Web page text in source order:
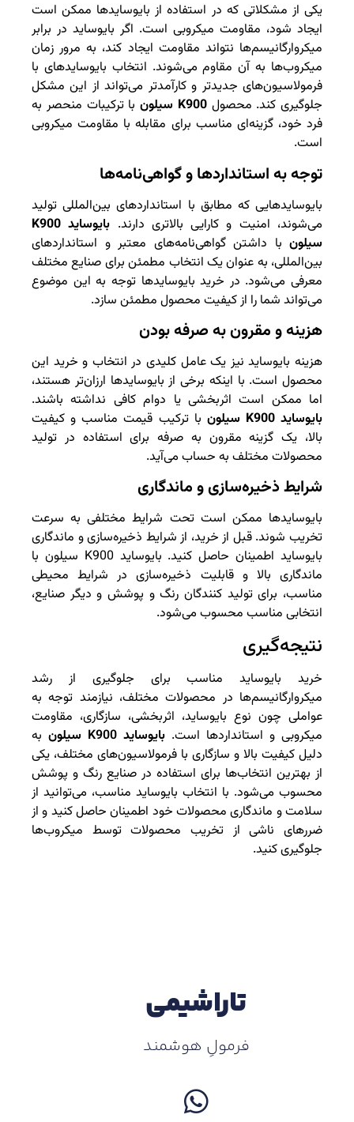
یکی از مشکلاتی که در استفاده از بایوسایدها ممکن است
ایجاد شود، مقاومت میکروبی است. اگر بایوساید در برابر
میکروارگانیسم‌ها نتواند مقاومت ایجاد کند، به مرور زمان
میکروب‌ها به آن مقاوم می‌شوند. انتخاب بایوسایدهای با
فرمولاسیون‌های جدیدتر و کارآمدتر می‌تواند از این مشکل
جلوگیری کند. محصولK900 سیلون
با ترکیبات منحصر به
فرد خود، گزینه‌ای مناسب برای مقابله با مقاومت میکروبی
است.
توجه به استانداردها و گواهی‌نامه‌ها
بایوسایدهایی که مطابق با استانداردهای بین‌المللی تولید
می‌شوند، امنیت و کارایی بالاتری دارند.
بایوساید K900
سیلون با داشتن گواهی‌نامه‌های معتبر و استانداردهای
بین‌المللی، به عنوان یک انتخاب مطمئن برای صنایع مختلف
معرفی می‌شود. در خرید بایوسایدها توجه به این موضوع
می‌تواند شما را از کیفیت محصول مطمئن سازد.
هزینه و مقرون به صرفه بودن
هزینه بایوساید نیز یک عامل کلیدی در انتخاب و خرید این
محصول است. با اینکه برخی از بایوسایدها ارزان‌تر هستند،
اما ممکن است اثربخشی یا دوام کافی نداشته باشند.
بایوساید K900 سیلون
با ترکیب قیمت مناسب و کیفیت
بالا، یک گزینه مقرون به صرفه برای استفاده در تولید
محصولات مختلف به حساب می‌آید.
شرایط ذخیره‌سازی و ماندگاری
بایوسایدها ممکن است تحت شرایط مختلفی به سرعت
تخریب شوند. قبل از خرید، از شرایط ذخیره‌سازی و ماندگاری
بایوساید اطمینان حاصل کنید. بایوساید K900 سیلون با
ماندگاری بالا و قابلیت ذخیره‌سازی در شرایط محیطی
مناسب، برای تولید کنندگان رنگ و پوشش و دیگر صنایع،
انتخابی مناسب محسوب می‌شود.
نتیجه‌گیری
خرید بایوساید مناسب برای جلوگیری از رشد
میکروارگانیسم‌ها در محصولات مختلف، نیازمند توجه به
عواملی چون نوع بایوساید، اثربخشی، سازگاری، مقاومت
میکروبی و استانداردها است. بایوساید K900 سیلون به
دلیل کیفیت بالا و سازگاری با فرمولاسیون‌های مختلف، یکی
از بهترین انتخاب‌ها برای استفاده در صنایع رنگ و پوشش
محسوب می‌شود. با انتخاب بایوساید مناسب، می‌توانید از
سلامت و ماندگاری محصولات خود اطمینان حاصل کنید و از
ضررهای ناشی از تخریب محصولات توسط میکروب‌ها
جلوگیری کنید.
تاراشیمی
فرمولِ هوشمند